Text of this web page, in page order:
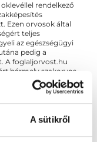
A sütikről
rendelkező
Ezen orvosok által
teljes
az egészségügyi
pedig a
A foglaljorvost.hu
bármely szakorvos